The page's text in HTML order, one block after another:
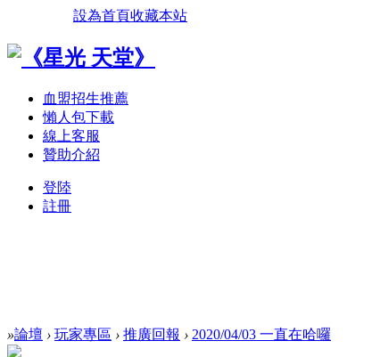
設為首頁收藏本站
血盟招生推薦
懶人包下載
線上客服
贊助介紹
登陸
註冊
»論壇 › 玩家專區 › 推廣回報 › 2020/04/03 一直在哈囉